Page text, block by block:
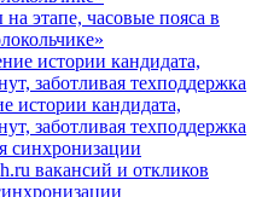
этапе, часовые пояса в
истории кандидата,
заботливая техподдержка